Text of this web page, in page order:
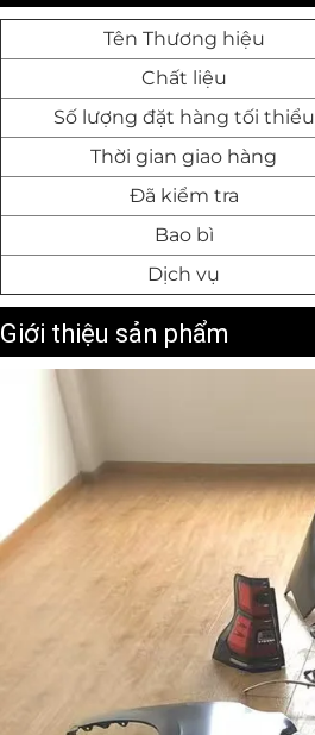
Tên Thương hiệu
Chất liệu
Số lượng đặt hàng tối thiểu
Thời gian giao hàng
Đã kiểm tra
Bao bì
Dịch vụ
Giới thiệu sản phẩm